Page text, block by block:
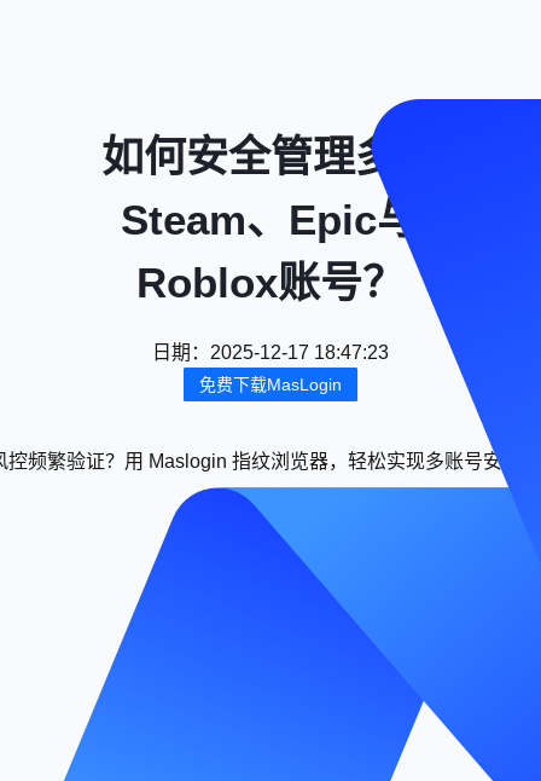
如何安全管理多个
Steam、Epic与
Roblox账号？
日期 ： 2025-12-17 18:47:23
免费下载MasLogin
控频繁验证？用 Maslogin 指纹浏览器，轻松实现多账号安全